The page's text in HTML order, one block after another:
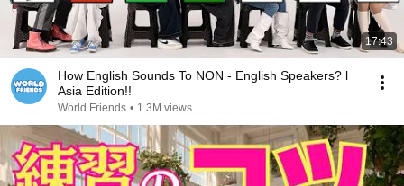
17:43
How English Sounds To NON - English Speakers? l
Asia Edition!!
World Friends • 1.3M views